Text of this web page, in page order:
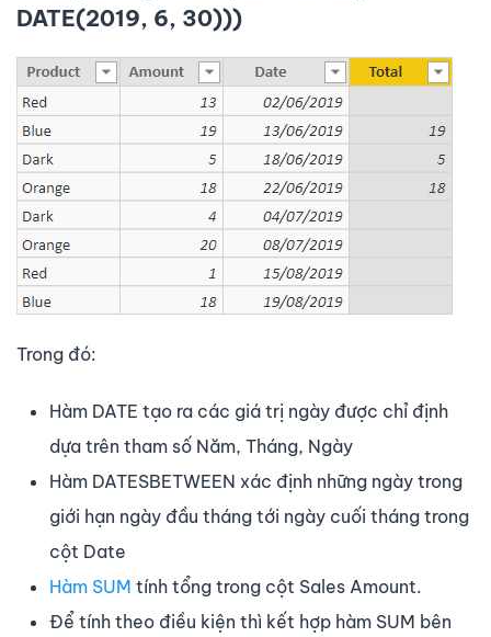
DATE(2019, 6, 30)))
Trong đó:
Hàm DATE tạo ra các giá trị ngày được chỉ định
dựa trên tham số Năm, Tháng, Ngày
Hàm DATESBETWEEN xác định những ngày trong
giới hạn ngày đầu tháng tới ngày cuối tháng trong
cột Date
Hàm SUM tính tổng trong cột Sales Amount.
Để tính theo điều kiện thì kết hợp hàm SUM bên